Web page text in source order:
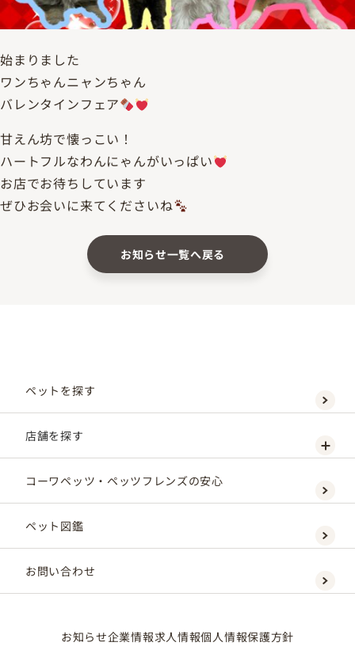
始まりました
ワンちゃんニャンちゃん
バレンタインフェア
甘えん坊で懐っこい！
ハートフルなわんにゃんがいっぱい
お店でお待ちしています
ぜひお会いに来てくださいね
お知らせ一覧へ戻る
ペットを探す
店舗を探す
コーワペッツ・ペッツフレンズの安心
ペット図鑑
お問い合わせ
お知らせ企業情報求人情報個人情報保護方針